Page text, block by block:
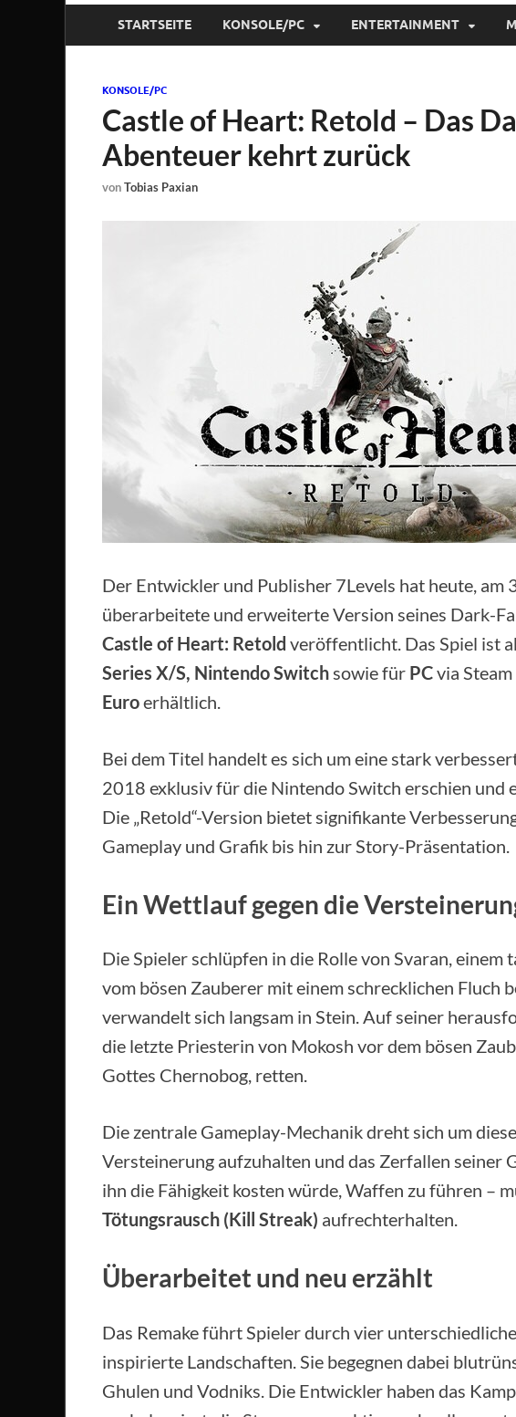
STARTSEITE KONSOLE/PC ENTERTAINMENT
KONSOLE/PC
Castle of Heart: Retold – Das
Abenteuer kehrt zurück
vonTobias Paxian
Der Entwickler und Publisher 7Levels hat heute, am
überarbeitete und erweiterte Version seines Dark-
Castle of Heart: Retold veröffentlicht. Das Spiel ist
Series X/S, Nintendo Switchsowie für PCvia
Euroerhältlich.
Bei dem Titel handelt es sich um eine stark
2018 exklusiv für die Nintendo Switch erschien und
Die „Retold“-Version bietet signifikante
Gameplay und Grafik bis hin zur Story-Präsentation.
Ein Wettlauf gegen die
Die Spieler schlüpfen in die Rolle von Svaran,
vom bösen Zauberer mit einem schrecklichen Fluch
verwandelt sich langsam in Stein. Auf seiner
die letzte Priesterin von Mokosh vor dem bösen
Gottes Chernobog, retten.
Die zentrale Gameplay-Mechanik dreht sich um
Versteinerung aufzuhalten und das Zerfallen seiner
ihn die Fähigkeit kosten würde, Waffen zu führen –
Tötungsrausch (Kill Streak) aufrechterhalten.
Überarbeitet und neu erzählt
Das Remake führt Spieler durch vier
inspirierte Landschaften. Sie begegnen dabei
Ghulen und Vodniks. Die Entwickler haben das